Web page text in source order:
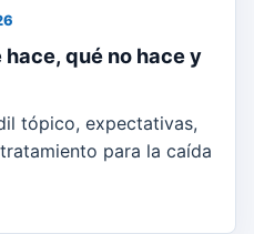
qué no hace y
tópico, expectativas,
para la caída